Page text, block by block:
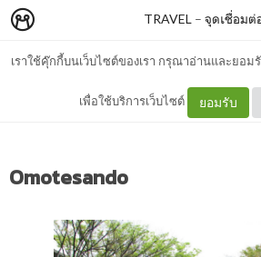
เราใช้คุ๊กกี้บนเว็บไซต์ของเรา กรุณาอ่านและยอม
เพื่อใช้บริการเว็บไซต์ ยอมรับ
TRAVEL – จุดเชื่อมต่
เที่ยวญี่ปุ่นช่วงปลา
Omotesando